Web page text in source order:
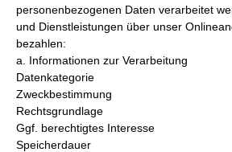
personenbezogenen Daten verarbeitet
und Dienstleistungen über unser
bezahlen:
a. Informationen zur Verarbeitung
Datenkategorie
Zweckbestimmung
Rechtsgrundlage
Ggf. berechtigtes Interesse
Speicherdauer